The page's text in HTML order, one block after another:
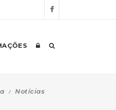
Notícias